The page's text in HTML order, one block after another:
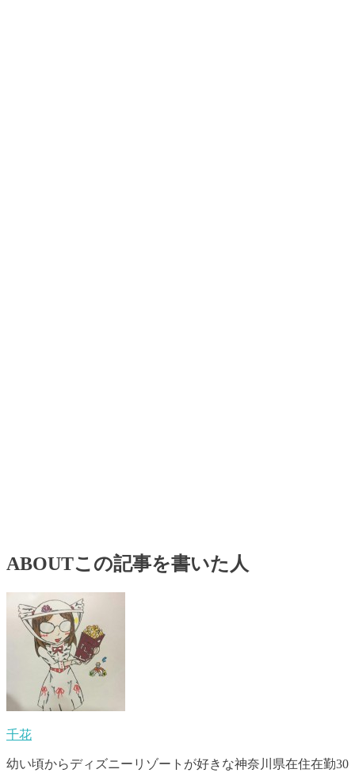
ABOUTこの記事を書いた人
千花
幼い頃からディズニーリゾートが好きな神奈川県在住在勤30